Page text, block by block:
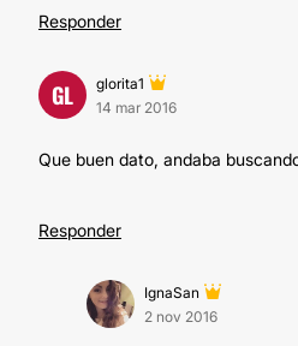
Responder
GL
glorita1
14 mar 2016
Que buen dato, andaba
Responder
IgnaSan
2 nov 2016